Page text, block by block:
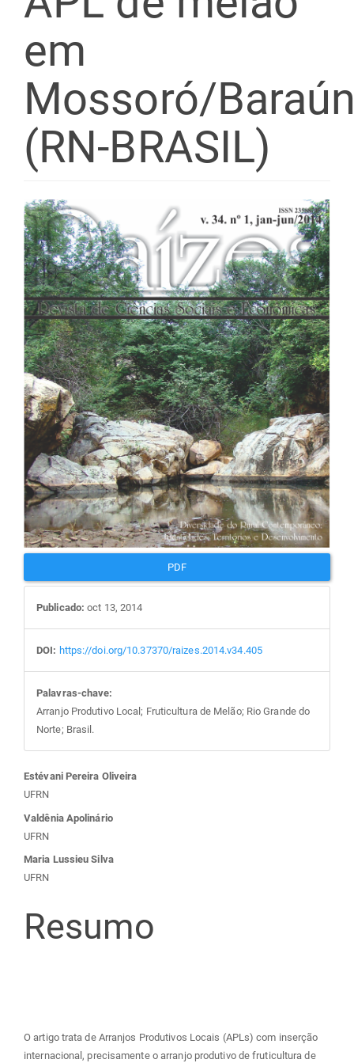
em
Mossoró/
(RN-BRASIL)
Barra
lateral
de
artigos
PDF
Publicado: oct 13, 2014
DOI: https://doi.org/10.37370/raizes.2014.v34.405
Palavras-chave:
Arranjo Produtivo Local; Fruticultura de Melão; Rio Grande do
Norte; Brasil.
Conteúdo
do
artigo
principal
Estévani Pereira Oliveira
UFRN
Valdênia Apolinário
UFRN
Maria Lussieu Silva
UFRN
Resumo
O artigo trata de Arranjos Produtivos Locais (APLs) com inserção
internacional, precisamente o arranjo produtivo de fruticultura de